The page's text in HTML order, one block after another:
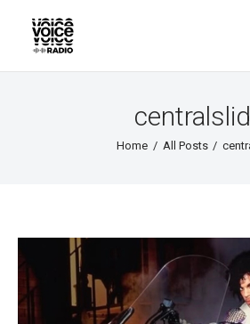
Home All Posts